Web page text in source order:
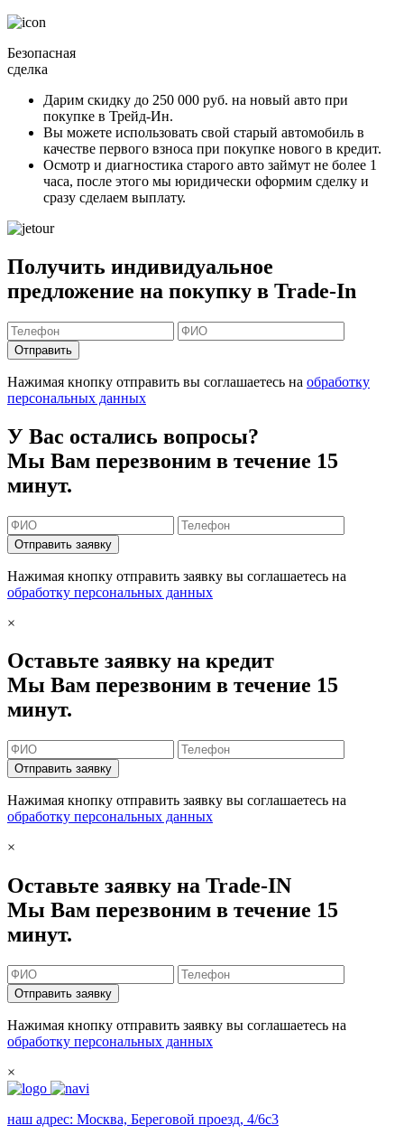
Безопасная
сделка
Дарим скидку до 250 000 руб. на новый авто при
покупке в Трейд-Ин.
Вы можете использовать свой старый автомобиль в
качестве первого взноса при покупке нового в кредит.
Осмотр и диагностика старого авто займут не более 1
часа, после этого мы юридически оформим сделку и
сразу сделаем выплату.
Получить индивидуальное
предложение на покупку в Trade-In
Отправить
Нажимая кнопку отправить вы соглашаетесь на обработку
персональных данных
У Вас остались вопросы?
Мы Вам перезвоним в течение 15
минут.
Отправить заявку
Нажимая кнопку отправить заявку вы соглашаетесь на
обработку персональных данных
×
Оставьте заявку на кредит
Мы Вам перезвоним в течение 15
минут.
Отправить заявку
Нажимая кнопку отправить заявку вы соглашаетесь на
обработку персональных данных
×
Оставьте заявку на Trade-IN
Мы Вам перезвоним в течение 15
минут.
Отправить заявку
Нажимая кнопку отправить заявку вы соглашаетесь на
обработку персональных данных
×
наш адрес: Москва, Береговой проезд, 4/6с3